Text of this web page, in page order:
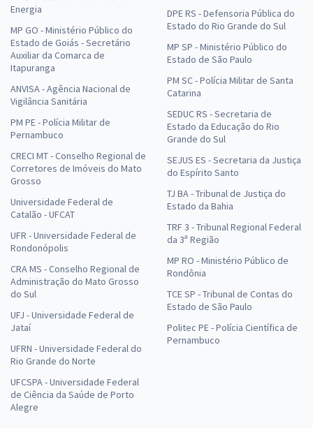
Energia
MP GO - Ministério Público do
Estado de Goiás - Secretário
Auxiliar da Comarca de
Itapuranga
ANVISA - Agência Nacional de
Vigilância Sanitária
PM PE - Polícia Militar de
Pernambuco
CRECI MT - Conselho Regional de
Corretores de Imóveis do Mato
Grosso
Universidade Federal de
Catalão - UFCAT
UFR - Universidade Federal de
Rondonópolis
CRA MS - Conselho Regional de
Administração do Mato Grosso
do Sul
UFJ - Universidade Federal de
Jataí
UFRN - Universidade Federal do
Rio Grande do Norte
UFCSPA - Universidade Federal
de Ciência da Saúde de Porto
Alegre
DPE RS - Defensoria Pública do
Estado do Rio Grande do Sul
MP SP - Ministério Público do
Estado de São Paulo
PM SC - Polícia Militar de Santa
Catarina
SEDUC RS - Secretaria de
Estado da Educação do Rio
Grande do Sul
SEJUS ES - Secretaria da Justiça
do Espírito Santo
TJ BA - Tribunal de Justiça do
Estado da Bahia
TRF 3 - Tribunal Regional Federal
da 3ª Região
MP RO - Ministério Público de
Rondônia
TCE SP - Tribunal de Contas do
Estado de São Paulo
Politec PE - Polícia Científica de
Pernambuco